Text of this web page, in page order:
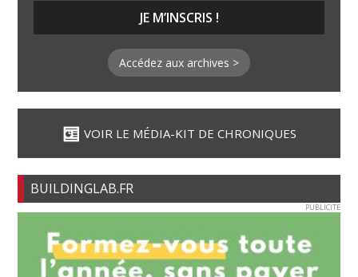
Accédez aux archives >
VOIR LE MÉDIA-KIT DE CHRONIQUES
BUILDINGLAB.FR
PUBLICITE